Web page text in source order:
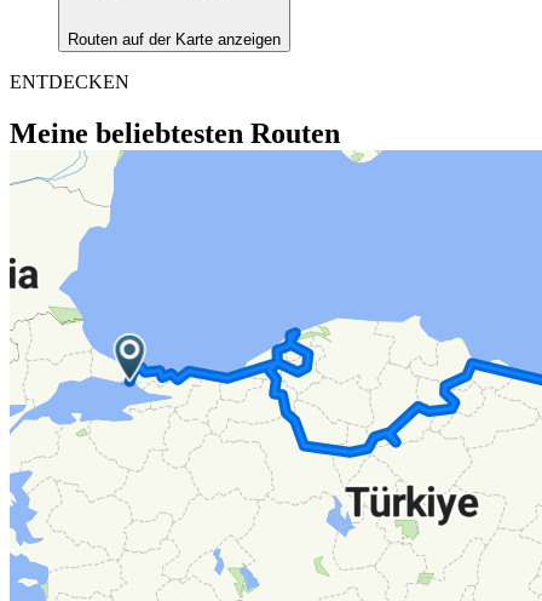
Routen auf der Karte anzeigen
ENTDECKEN
Meine beliebtesten Routen